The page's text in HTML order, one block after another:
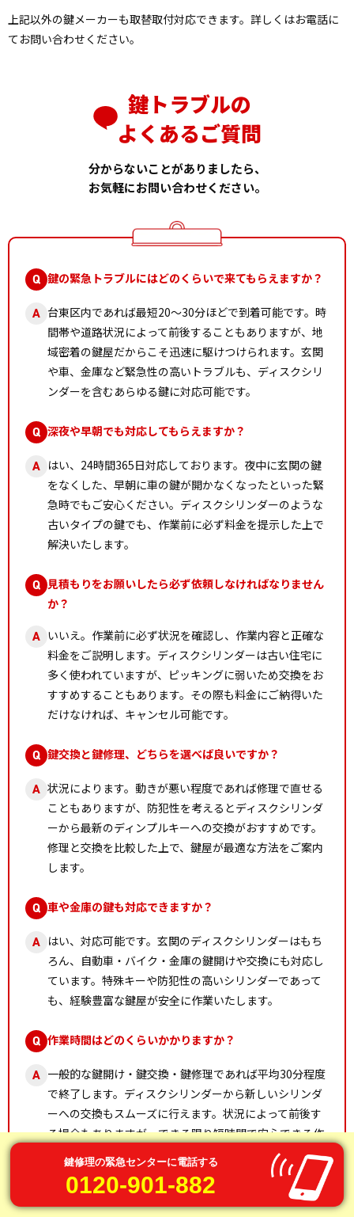
上記以外の鍵メーカーも取替取付対応できます。詳しくはお電話に
てお問い合わせください。
鍵トラブルの
よくあるご質問
分からないことがありましたら、
お気軽にお問い合わせください。
Q 鍵の緊急トラブルにはどのくらいで来てもらえますか？
A 台東区内であれば最短20〜30分ほどで到着可能です。時
間帯や道路状況によって前後することもありますが、地
域密着の鍵屋だからこそ迅速に駆けつけられます。玄関
や車、金庫など緊急性の高いトラブルも、ディスクシリ
ンダーを含むあらゆる鍵に対応可能です。
Q 深夜や早朝でも対応してもらえますか？
A はい、24時間365日対応しております。夜中に玄関の鍵
をなくした、早朝に車の鍵が開かなくなったといった緊
急時でもご安心ください。ディスクシリンダーのような
古いタイプの鍵でも、作業前に必ず料金を提示した上で
解決いたします。
Q 見積もりをお願いしたら必ず依頼しなければなりません
か？
A いいえ。作業前に必ず状況を確認し、作業内容と正確な
料金をご説明します。ディスクシリンダーは古い住宅に
多く使われていますが、ピッキングに弱いため交換をお
すすめすることもあります。その際も料金にご納得いた
だけなければ、キャンセル可能です。
Q 鍵交換と鍵修理、どちらを選べば良いですか？
A 状況によります。動きが悪い程度であれば修理で直せる
こともありますが、防犯性を考えるとディスクシリンダ
ーから最新のディンプルキーへの交換がおすすめです。
修理と交換を比較した上で、鍵屋が最適な方法をご案内
します。
Q 車や金庫の鍵も対応できますか？
A はい、対応可能です。玄関のディスクシリンダーはもち
ろん、自動車・バイク・金庫の鍵開けや交換にも対応し
ています。特殊キーや防犯性の高いシリンダーであって
も、経験豊富な鍵屋が安全に作業いたします。
Q 作業時間はどのくらいかかりますか？
A 一般的な鍵開け・鍵交換・鍵修理であれば平均30分程度
で終了します。ディスクシリンダーから新しいシリンダ
ーへの交換もスムーズに行えます。状況によって前後す
る場合もありますが、できる限り短時間で安心できる作
鍵修理の緊急センターに電話する
0120-901-882